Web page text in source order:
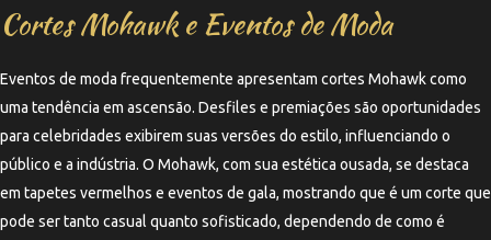
Cortes Mohawk e Eventos de Moda
Eventos de moda frequentemente apresentam cortes Mohawk como
uma tendência em ascensão. Desfiles e premiações são oportunidades
para celebridades exibirem suas versões do estilo, influenciando o
público e a indústria. O Mohawk, com sua estética ousada, se destaca
em tapetes vermelhos e eventos de gala, mostrando que é um corte que
pode ser tanto casual quanto sofisticado, dependendo de como é